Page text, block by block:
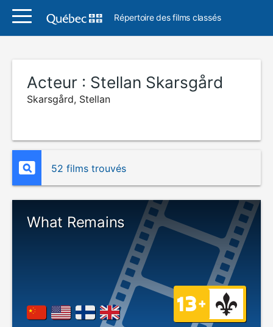
Répertoire des films classés
Acteur : Stellan Skarsgård
Skarsgård, Stellan
52 films trouvés
What Remains